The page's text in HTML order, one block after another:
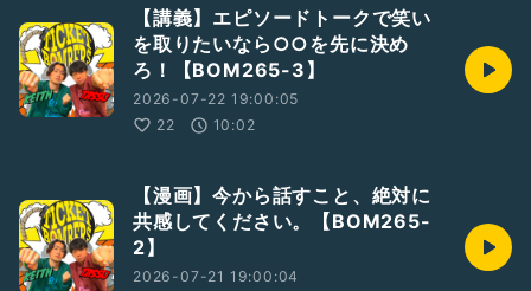
【講義】エピソードトークで笑い
を取りたいなら○○を先に決め
ろ！【BOM265-3】
2026-07-22 19:00:05
22
10:02
【漫画】今から話すこと、絶対に
共感してください。【BOM265-
2】
2026-07-21 19:00:04